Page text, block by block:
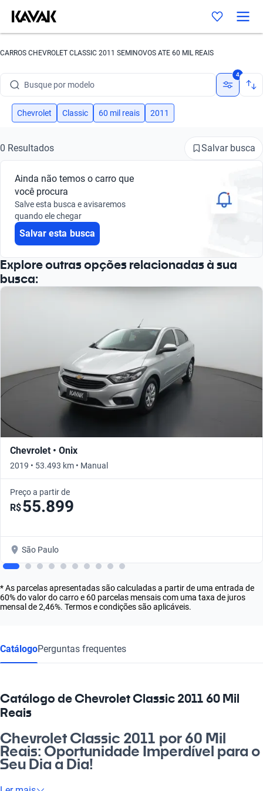
CARROS CHEVROLET CLASSIC 2011 SEMINOVOS ATE 60 MIL REAIS
Busque por modelo
Busque por versão
Busque por marca
Busque por modelo
Busque por versão
4
Chevrolet Classic 60 mil reais 2011
0 Resultados Salvar busca
Ainda não temos o carro que
você procura
Salve esta busca e avisaremos
quando ele chegar
Salvar esta busca
Explore outras opções relacionadas à sua
busca:
Chevrolet • Onix
2019 • 53.493 km • Manual
Preço a partir de
R$55.899
São Paulo
* As parcelas apresentadas são calculadas a partir de uma entrada de
60% do valor do carro e 60 parcelas mensais com uma taxa de juros
mensal de 2,46%. Termos e condições são aplicáveis.
CatálogoPerguntas frequentes
Catálogo de Chevrolet Classic 2011 60 Mil
Reais
Chevrolet Classic 2011 por 60 Mil
Reais: Oportunidade Imperdível para o
Seu Dia a Dia!
Está procurando um carro que combine praticidade e estilo? O